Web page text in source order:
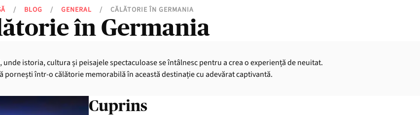
/ BLOG / GENERAL / CĂLĂTORIE ÎN GERMANIA
în Germania
unde istoria, cultura și peisajele spectaculoase se întâlnesc pentru a crea o experiență de neuitat.
pornești într-o călătorie memorabilă în această destinație cu adevărat captivantă.
Cuprins